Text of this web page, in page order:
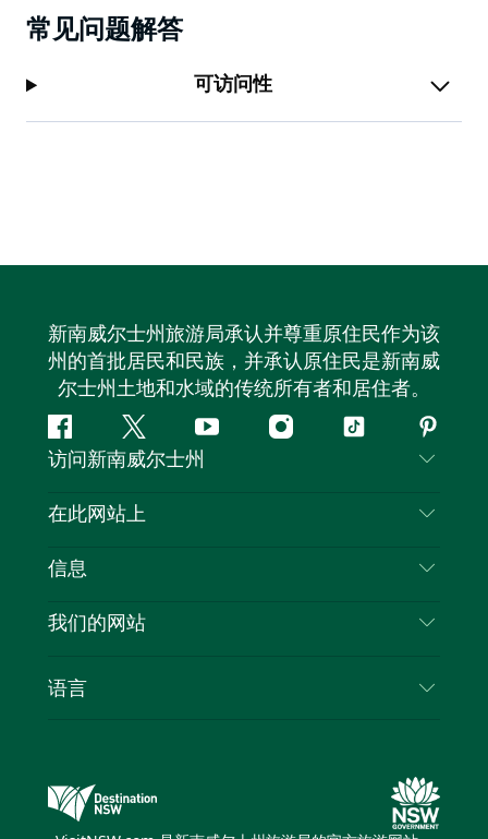
常见问题解答
可访问性
新南威尔士州旅游局承认并尊重原住民作为该
州的首批居民和民族，并承认原住民是新南威
尔士州土地和水域的传统所有者和居住者。
Facebook叽
叽
喳
YouTubeInstagram
抖
访问新南威尔士州
联系我们
隐私
Cookie 通知
在此网站上
目的地
新南威尔士州公路旅行
活动
信息
旅行信息
新南威尔士州的商业
我们的网站
新南威尔士州旅游局媒体中心
缤纷悉尼灯光音乐节
语言